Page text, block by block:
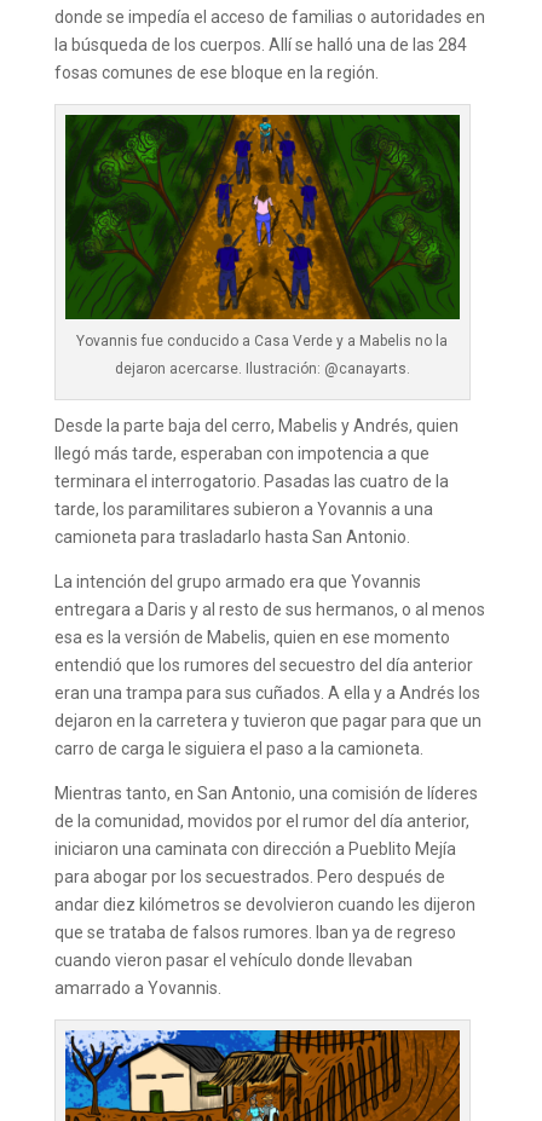
donde se impedía el acceso de familias o autoridades en
la búsqueda de los cuerpos. Allí se halló una de las 284
fosas comunes de ese bloque en la región.
Yovannis fue conducido a Casa Verde y a Mabelis no la
dejaron acercarse. Ilustración: @canayarts.
Desde la parte baja del cerro, Mabelis y Andrés, quien
llegó más tarde, esperaban con impotencia a que
terminara el interrogatorio. Pasadas las cuatro de la
tarde, los paramilitares subieron a Yovannis a una
camioneta para trasladarlo hasta San Antonio.
La intención del grupo armado era que Yovannis
entregara a Daris y al resto de sus hermanos, o al menos
esa es la versión de Mabelis, quien en ese momento
entendió que los rumores del secuestro del día anterior
eran una trampa para sus cuñados. A ella y a Andrés los
dejaron en la carretera y tuvieron que pagar para que un
carro de carga le siguiera el paso a la camioneta.
Mientras tanto, en San Antonio, una comisión de líderes
de la comunidad, movidos por el rumor del día anterior,
iniciaron una caminata con dirección a Pueblito Mejía
para abogar por los secuestrados. Pero después de
andar diez kilómetros se devolvieron cuando les dijeron
que se trataba de falsos rumores. Iban ya de regreso
cuando vieron pasar el vehículo donde llevaban
amarrado a Yovannis.